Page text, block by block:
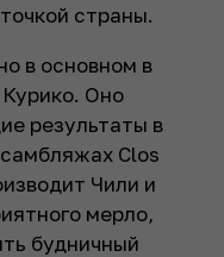
страны.
в основном в
Оно
результаты в
Clos
Чили и
мерло,
будничный